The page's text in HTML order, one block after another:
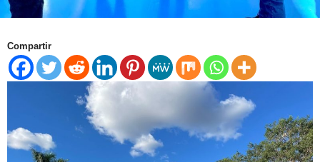
Compartir